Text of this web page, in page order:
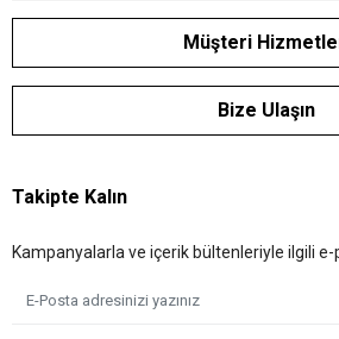
Müşteri
Bize Ulaşın
Takipte Kalın
Kampanyalarla ve içerik bültenleriyle ilgili